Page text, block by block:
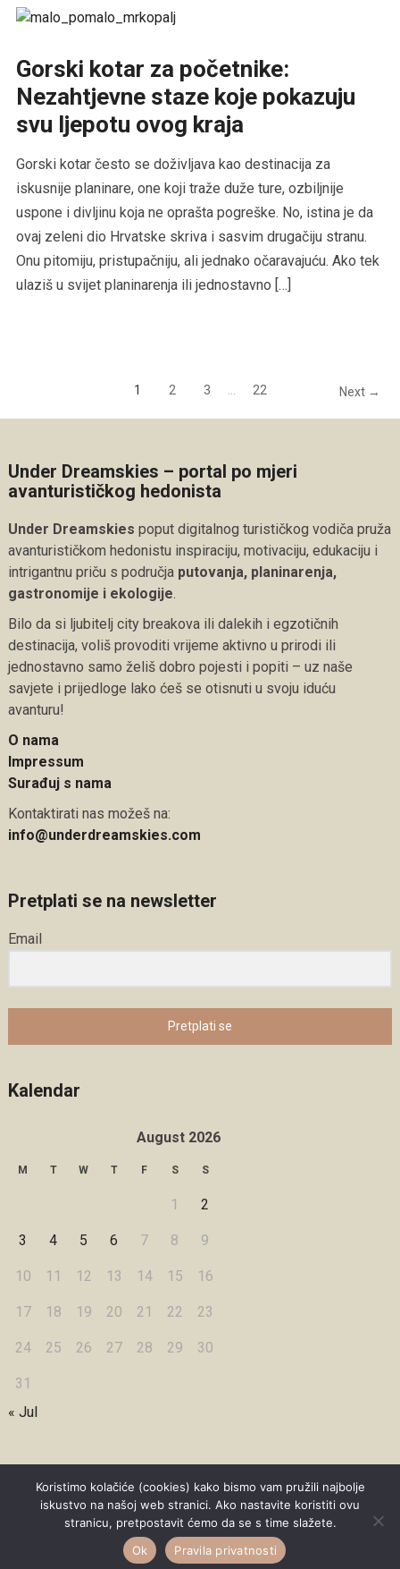
Gorski kotar za početnike:
Nezahtjevne staze koje pokazuju
svu ljepotu ovog kraja
Gorski kotar često se doživljava kao destinacija za
iskusnije planinare, one koji traže duže ture, ozbiljnije
uspone i divljinu koja ne oprašta pogreške. No, istina je da
ovaj zeleni dio Hrvatske skriva i sasvim drugačiju stranu.
Onu pitomiju, pristupačniju, ali jednako očaravajuću. Ako tek
ulaziš u svijet planinarenja ili jednostavno […]
1 2 3 22 Next →
Under Dreamskies – portal po mjeri
avanturističkog hedonista
Under Dreamskies poput digitalnog turističkog vodiča pruža
avanturističkom hedonistu inspiraciju, motivaciju, edukaciju i
intrigantnu priču s područja putovanja, planinarenja,
gastronomije i ekologije.
Bilo da si ljubitelj city breakova ili dalekih i egzotičnih
destinacija, voliš provoditi vrijeme aktivno u prirodi ili
jednostavno samo želiš dobro pojesti i popiti – uz naše
savjete i prijedloge lako ćeš se otisnuti u svoju iduću
avanturu!
O nama
Impressum
Surađuj s nama
Kontaktirati nas možeš na:
info@underdreamskies.com
Pretplati se na newsletter
Email
Pretplati se
Kalendar
August 2026
M T W T F S S
1 2
3 4 5 6 7 8 9
10 11 12 13 14 15 16
17 18 19 20 21 22 23
24 25 26 27 28 29 30
31
« Jul
Copyright © 2026 Under Dreamskies
Designed by WPZOOM
Koristimo kolačiće (cookies) kako bismo vam pružili najbolje
iskustvo na našoj web stranici. Ako nastavite koristiti ovu
stranicu, pretpostavit ćemo da se s time slažete.
Ok
Pravila privatnosti